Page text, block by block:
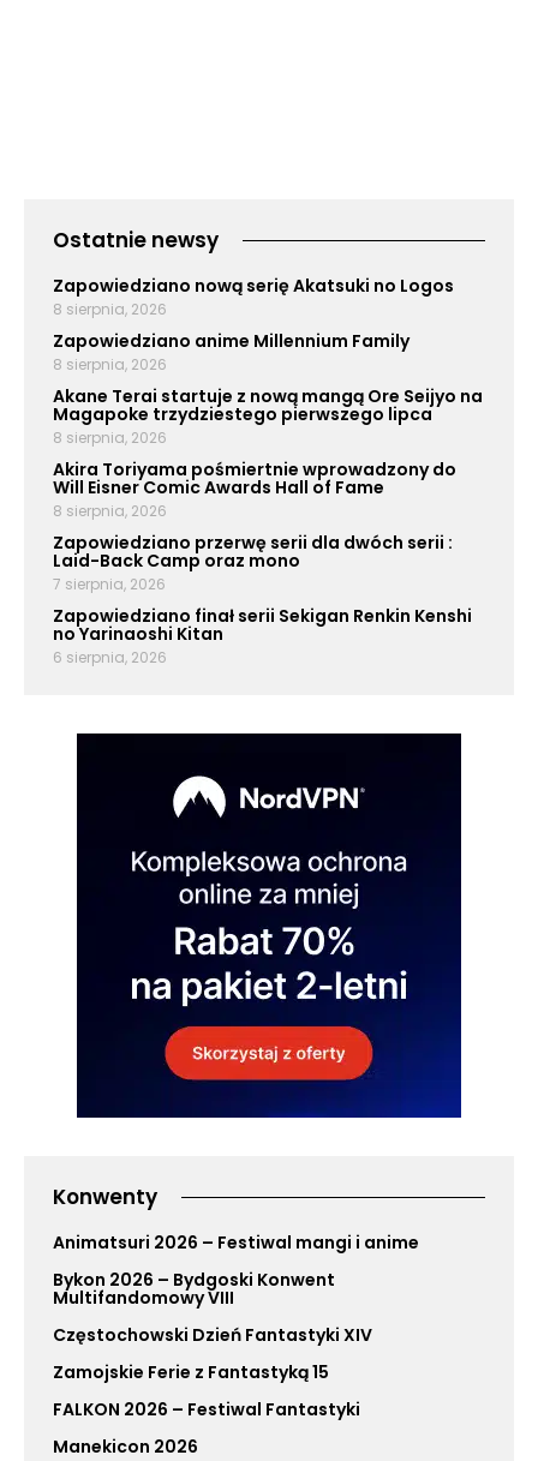
Ostatnie newsy
Zapowiedziano nową serię Akatsuki no Logos
8 sierpnia, 2026
Zapowiedziano anime Millennium Family
8 sierpnia, 2026
Akane Terai startuje z nową mangą Ore Seijyo na
Magapoke trzydziestego pierwszego lipca
8 sierpnia, 2026
Akira Toriyama pośmiertnie wprowadzony do
Will Eisner Comic Awards Hall of Fame
8 sierpnia, 2026
Zapowiedziano przerwę serii dla dwóch serii :
Laid-Back Camp oraz mono
7 sierpnia, 2026
Zapowiedziano finał serii Sekigan Renkin Kenshi
no Yarinaoshi Kitan
6 sierpnia, 2026
Konwenty
Animatsuri 2026 – Festiwal mangi i anime
Bykon 2026 – Bydgoski Konwent
Multifandomowy VIII
Częstochowski Dzień Fantastyki XIV
Zamojskie Ferie z Fantastyką 15
FALKON 2026 – Festiwal Fantastyki
Manekicon 2026